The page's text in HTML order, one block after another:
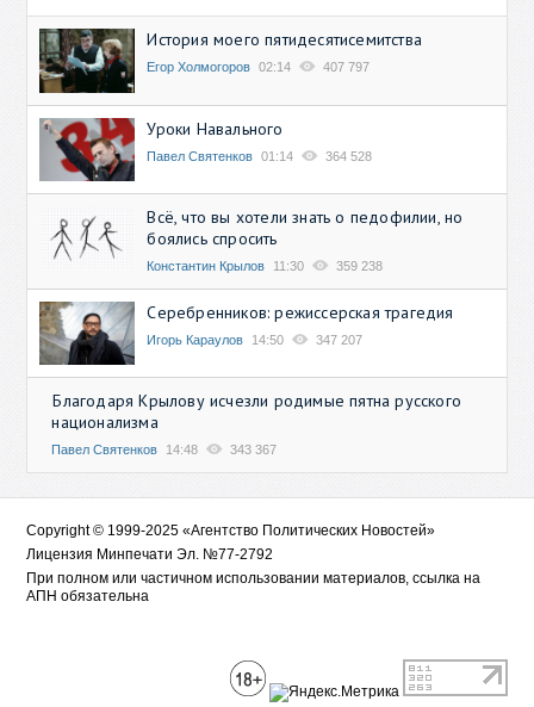
История моего пятидесятисемитства
Егор Холмогоров 02:14 407 797
Уроки Навального
Павел Святенков 01:14 364 528
Всё, что вы хотели знать о педофилии, но
боялись спросить
Константин Крылов 11:30 359 238
Серебренников: режиссерская трагедия
Игорь Караулов 14:50 347 207
Благодаря Крылову исчезли родимые пятна русского
национализма
Павел Святенков 14:48 343 367
Copyright © 1999-2025 «Агентство Политических Новостей»
Лицензия Минпечати Эл. №77-2792
При полном или частичном использовании материалов, ссылка на
АПН обязательна